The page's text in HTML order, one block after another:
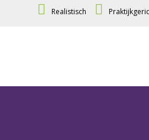
Realistisch